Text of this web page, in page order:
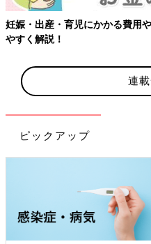
妊娠・出産・育児にかかる費用
やすく解説！
連
ピックアップ